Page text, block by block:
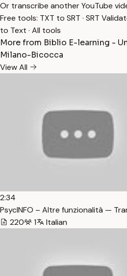
Or transcribe another YouTube
Free tools: TXT to SRT · SRT
to Text · All tools
More from Biblio E-learning -
Milano-Bicocca
View All
2:34
PsycINFO – Altre funzionalità —
220
1 Italian